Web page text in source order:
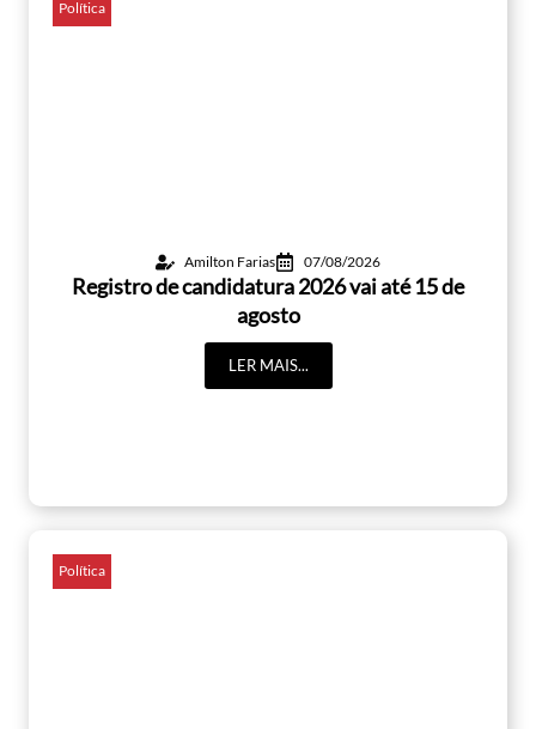
Política
Amilton Farias 07/08/2026
Registro de candidatura 2026 vai até 15 de
agosto
LER MAIS...
Política